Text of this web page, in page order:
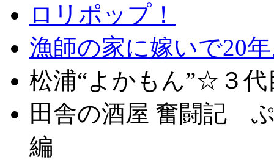
ロリポップ！
漁師の家に嫁いで20
松浦“よかもん”☆３
田舎の酒屋 奮闘記
編